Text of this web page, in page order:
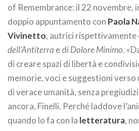
of Remembrance: il 22 novembre,
doppio appuntamento con Paola
Vivinetto, autrici rispettivamente
dell’Antiterra e di Dolore Minimo.
di creare spazi di libertà e
memorie, voci e suggestioni verso
di verace umanità, senza
ancora, Finelli. Perché laddove
quando lo fa con la letteratura,